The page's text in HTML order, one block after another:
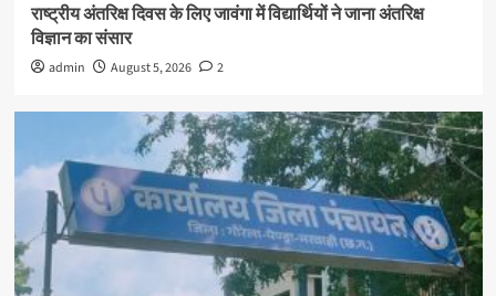
राष्ट्रीय अंतरिक्ष दिवस के लिए जावंगा में विद्यार्थियों ने जाना अंतरिक्ष
विज्ञान का संसार
admin August 5, 2026 2